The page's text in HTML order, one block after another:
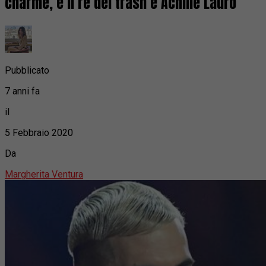
Pubblicato
7 anni fa
il
5 Febbraio 2020
Da
Margherita Ventura